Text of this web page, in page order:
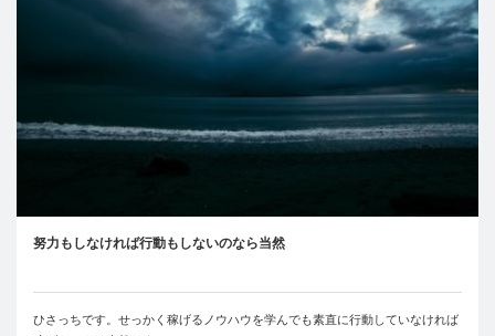
努力もしなければ行動もしないのなら当然
ひさっちです。せっかく稼げるノウハウを学んでも素直に行動していなければ